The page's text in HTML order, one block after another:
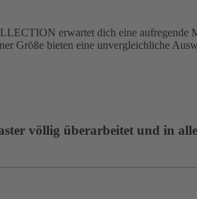
erwartet dich eine aufregende
Größe bieten eine unvergleichliche
völlig überarbeitet und in